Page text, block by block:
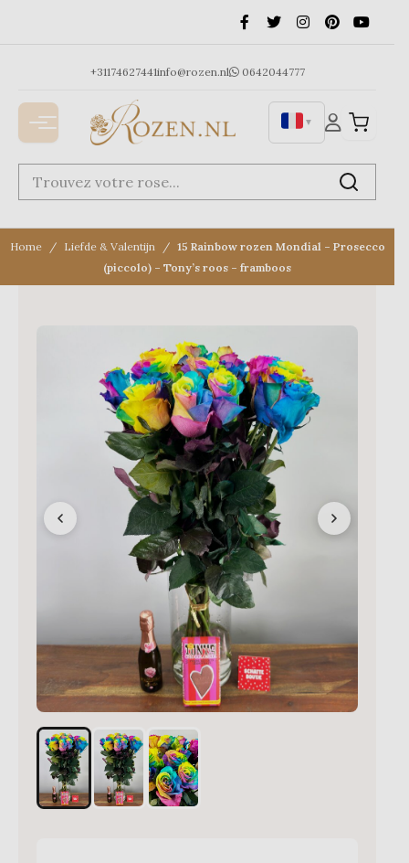
+31174627441info@rozen.nl 0642044777
▼
Home Liefde & Valentijn
15 Rainbow rozen Mondial – Prosecco
(piccolo) – Tony’s roos – framboos